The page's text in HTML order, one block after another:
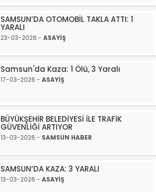
SAMSUN’DA OTOMOBİL TAKLA ATTI: 1
YARALI
23-03-2026 - ASAYİŞ
Samsun'da Kaza: 1 Ölü, 3 Yaralı
17-03-2026 - ASAYİŞ
BÜYÜKŞEHİR BELEDİYESİ İLE TRAFİK
GÜVENLİĞİ ARTIYOR
13-03-2026 - SAMSUN HABER
SAMSUN’DA KAZA: 3 YARALI
13-03-2026 - ASAYİŞ